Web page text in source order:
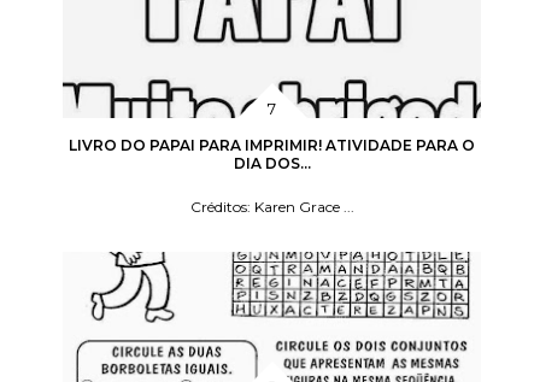
LIVRO DO PAPAI PARA IMPRIMIR! ATIVIDADE PARA O
DIA DOS...
Créditos: Karen Grace ...